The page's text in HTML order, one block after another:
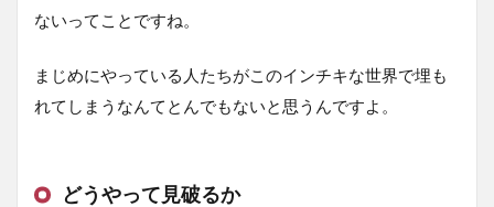
ないってことですね。
まじめにやっている人たちがこのインチキな世界で埋も
れてしまうなんてとんでもないと思うんですよ。
どうやって見破るか